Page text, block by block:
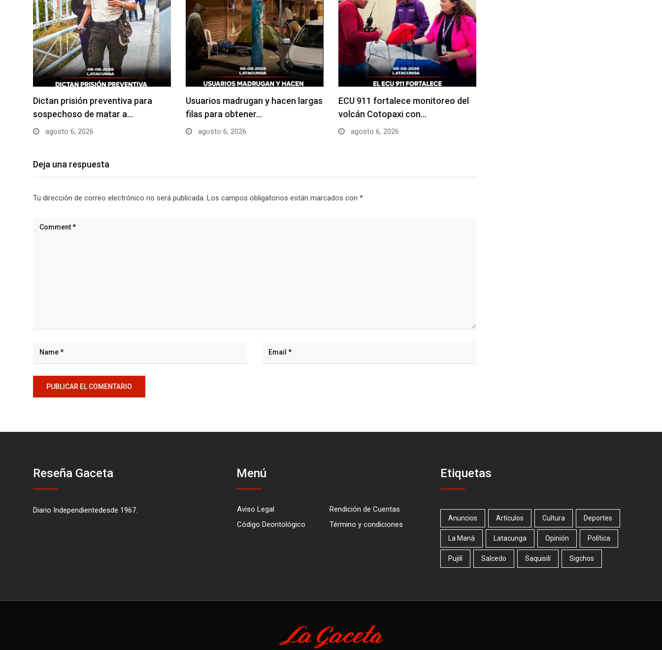
Dictan prisión preventiva para
sospechoso de matar a…
agosto 6, 2026
Usuarios madrugan y hacen largas
filas para obtener…
agosto 6, 2026
ECU 911 fortalece monitoreo del
volcán Cotopaxi con…
agosto 6, 2026
Deja una respuesta
Tu dirección de correo electrónico no será publicada. Los campos obligatorios están marcados con *
Reseña Gaceta
Diario Independientedesde 1967.
Menú
Aviso Legal
Rendición de Cuentas
Código Deontológico
Término y condiciones
Etiquetas
Anuncios Artículos Cultura Deportes
La Maná Latacunga Opinión Política
Pujilí Salcedo Saquisilí Sigchos